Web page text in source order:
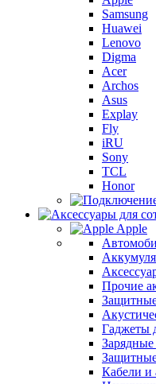
Samsung
Huawei
Lenovo
Digma
Acer
Archos
Asus
Explay
Fly
iRU
Sony
TCL
Honor
Apple
Прочие
Гаджеты
Кабели и